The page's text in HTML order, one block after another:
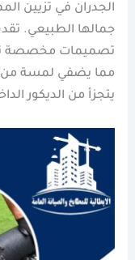
الجدران في تزيين
جمالها الطبيعي.
تصميمات مخصصة
مما يضفي لمسة من
يتجزأ من الديكور